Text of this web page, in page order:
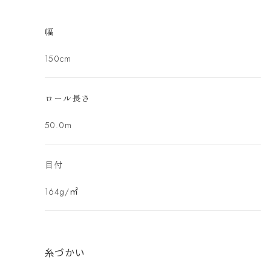
幅
150cm
ロール長さ
50.0m
目付
164g/㎡
糸づかい